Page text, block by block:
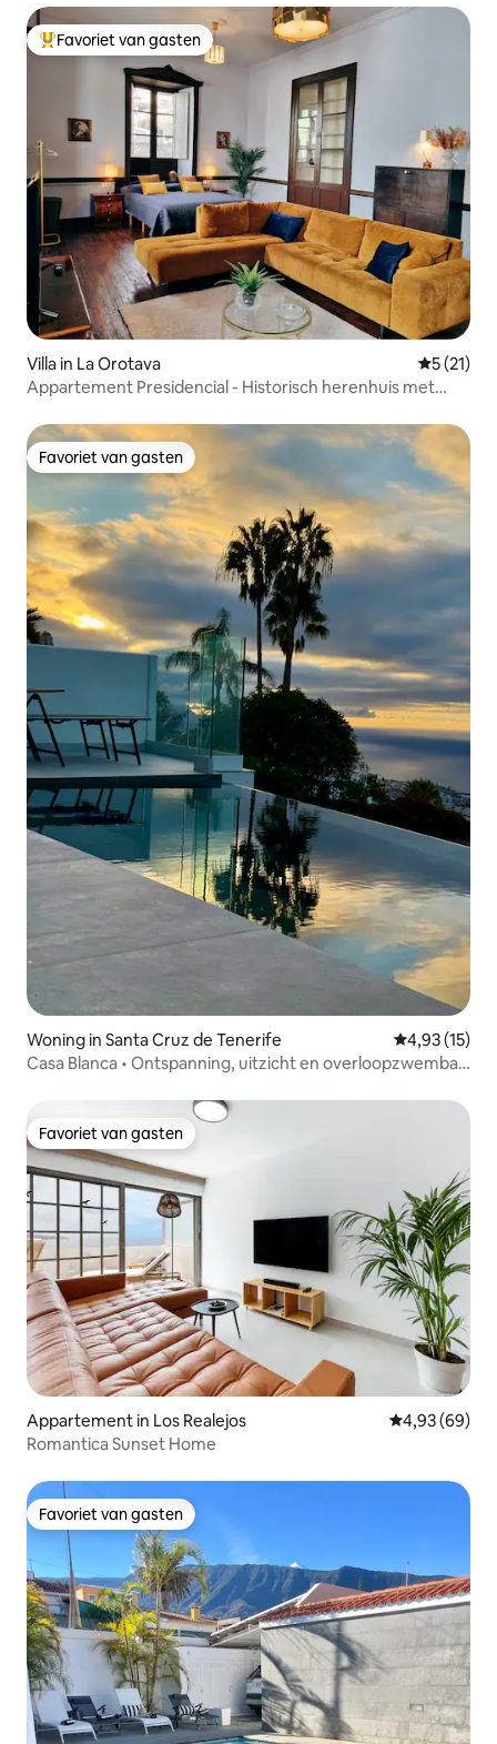
Topfavoriet van gasten
Favoriet van gasten
Villa in La Orotava
5 (21)
Appartement Presidencial - Historisch herenhuis met
Favoriet van gasten
Favoriet van gasten
Woning in Santa Cruz de Tenerife Gemiddelde
4,93 (15)
Casa Blanca • Ontspanning, uitzicht en overloopzwembad
Favoriet van gasten
Favoriet van gasten
Appartement in Los Realejos Gemiddelde
4,93 (69)
Romantica Sunset Home
Favoriet van gasten
Favoriet van gasten